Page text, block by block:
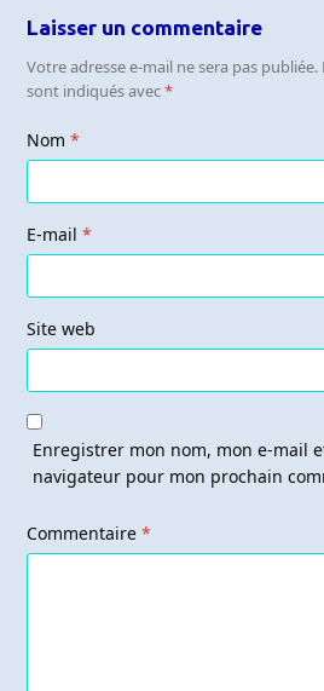
Laisser un commentaire
Votre adresse e-mail ne sera pas publiée.
sont indiqués avec*
Nom*
E-mail*
Site web
Enregistrer mon nom, mon e-mail
navigateur pour mon prochain
Commentaire*